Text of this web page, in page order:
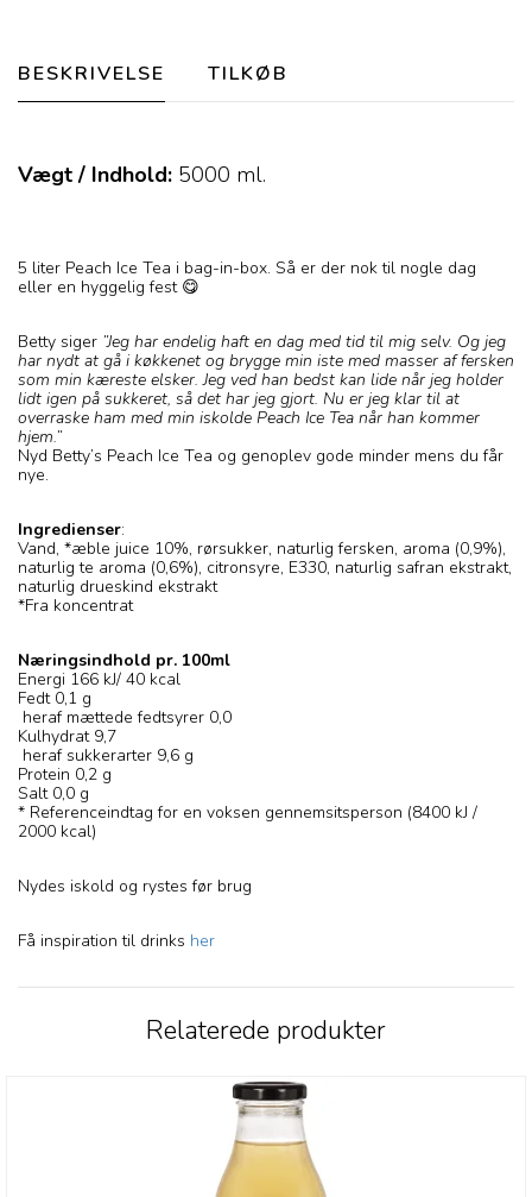
BESKRIVELSE TILKØB
Vægt / Indhold: 5000 ml.
5 liter Peach Ice Tea i bag-in-box. Så er der nok til nogle dag
eller en hyggelig fest 😋
Betty siger ”Jeg har endelig haft en dag med tid til mig selv. Og jeg
har nydt at gå i køkkenet og brygge min iste med masser af fersken
som min kæreste elsker. Jeg ved han bedst kan lide når jeg holder
lidt igen på sukkeret, så det har jeg gjort. Nu er jeg klar til at
overraske ham med min iskolde Peach Ice Tea når han kommer
hjem.”
Nyd Betty’s Peach Ice Tea og genoplev gode minder mens du får
nye.
Ingredienser:
Vand, *æble juice 10%, rørsukker, naturlig fersken, aroma (0,9%),
naturlig te aroma (0,6%), citronsyre, E330, naturlig safran ekstrakt,
naturlig drueskind ekstrakt
*Fra koncentrat
Næringsindhold pr. 100ml
Energi 166 kJ/ 40 kcal
Fedt 0,1 g
heraf mættede fedtsyrer 0,0
Kulhydrat 9,7
heraf sukkerarter 9,6 g
Protein 0,2 g
Salt 0,0 g
* Referenceindtag for en voksen gennemsitsperson (8400 kJ /
2000 kcal)
Nydes iskold og rystes før brug
Få inspiration til drinks her
Relaterede produkter